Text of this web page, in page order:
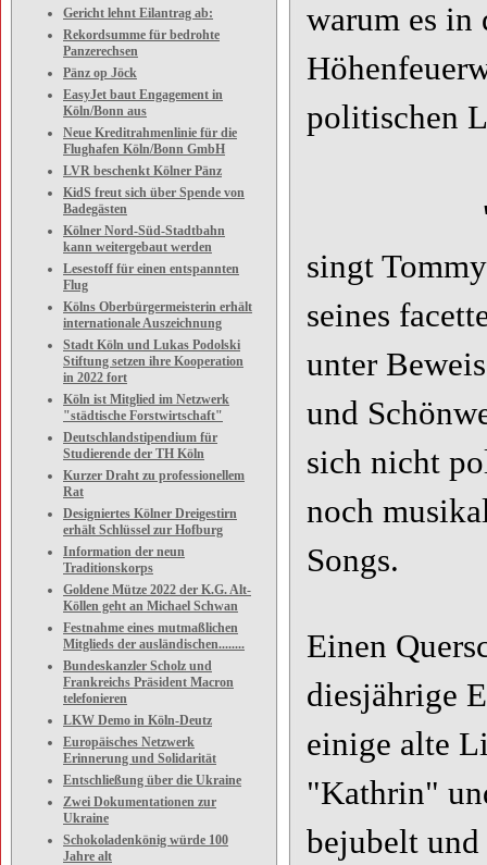
Gericht lehnt Eilantrag ab:
Rekordsumme für bedrohte
Panzerechsen
Pänz op Jöck
EasyJet baut Engagement in
Köln/Bonn aus
Neue Kreditrahmenlinie für die
Flughafen Köln/Bonn GmbH
LVR beschenkt Kölner Pänz
KidS freut sich über Spende von
Badegästen
Kölner Nord-Süd-Stadtbahn
kann weitergebaut werden
Lesestoff für einen entspannten
Flug
Kölns Oberbürgermeisterin erhält
internationale Auszeichnung
Stadt Köln und Lukas Podolski
Stiftung setzen ihre Kooperation
in 2022 fort
Köln ist Mitglied im Netzwerk
"städtische Forstwirtschaft"
Deutschlandstipendium für
Studierende der TH Köln
Kurzer Draht zu professionellem
Rat
Designiertes Kölner Dreigestirn
erhält Schlüssel zur Hofburg
Information der neun
Traditionskorps
Goldene Mütze 2022 der K.G. Alt-
Köllen geht an Michael Schwan
Festnahme eines mutmaßlichen
Mitglieds der ausländischen........
Bundeskanzler Scholz und
Frankreichs Präsident Macron
telefonieren
LKW Demo in Köln-Deutz
Europäisches Netzwerk
Erinnerung und Solidarität
Entschließung über die Ukraine
Zwei Dokumentationen zur
Ukraine
Schokoladenkönig würde 100
Jahre alt
warum es in
politischen
"Ich
singt
seines
unter
und
sich nicht
noch
Songs.
Einen
diesjährige
einige alte
"Kathrin"
bejubelt